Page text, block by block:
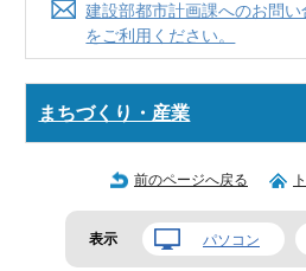
建設部都市計画課へのお問
をご利用ください。
まちづくり・産業
前のページへ戻る
表示 パソコン